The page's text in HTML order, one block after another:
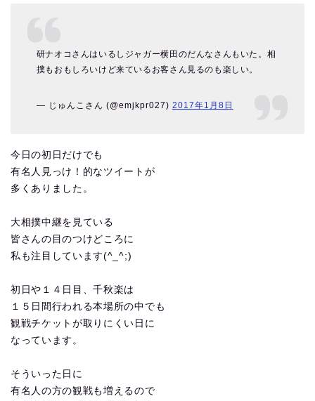
研ナオコさんはいるしジャガー横田のだんなさんもいた。相
撲もおもしろいけど来ているお客さん見るのも楽しい。
— じゅんこさん (@emjkpr027) 2017年1月8日
今日の初日だけでも
有名人見っけ！的なツイートが
多くありました。
大相撲中継を見ている
皆さんの目のつけどころに
私も注目しています(^_^;)
初日や１４日目、千秋楽は
１５日間行われる本場所の中でも
観戦チケットが取りにくい日に
なっています。
そういった日に
有名人の方の観戦も増えるので